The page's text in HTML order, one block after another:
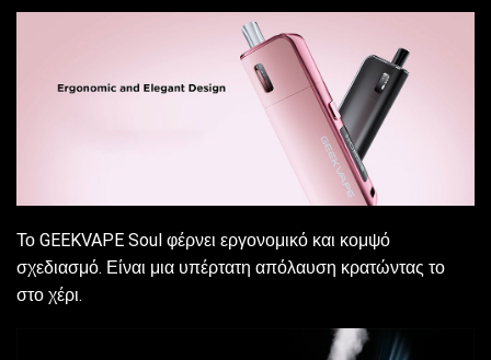
Το GEEKVAPE Soul φέρνει εργονομικό και κομψό
σχεδιασμό. Είναι μια υπέρτατη απόλαυση κρατώντας το
στο χέρι.